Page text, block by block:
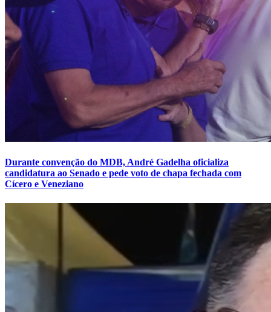
Durante convenção do MDB, André Gadelha oficializa
candidatura ao Senado e pede voto de chapa fechada com
Cícero e Veneziano